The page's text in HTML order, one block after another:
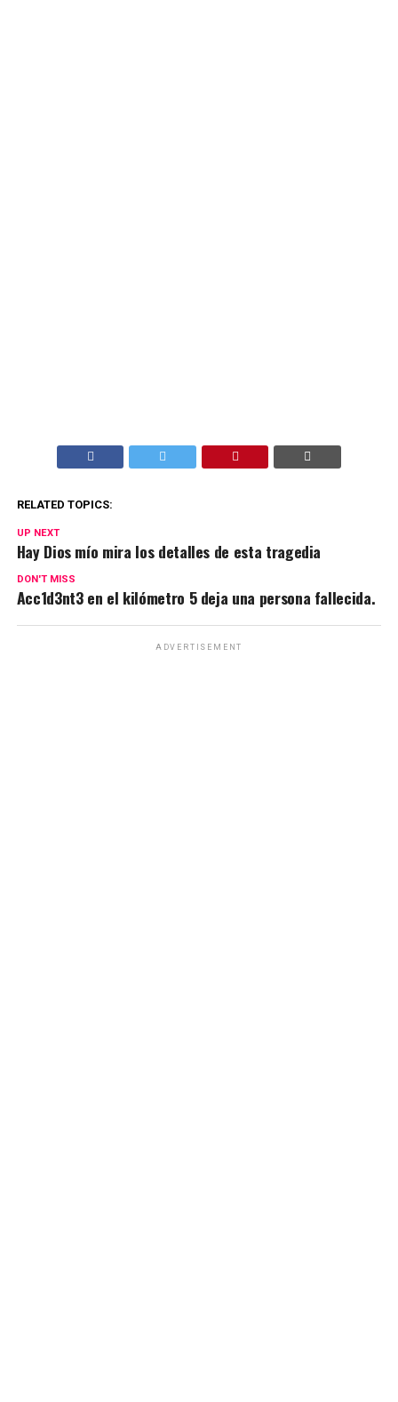
RELATED TOPICS:
UP NEXT
Hay Dios mío mira los detalles de esta tragedia
DON'T MISS
Acc1d3nt3 en el kilómetro 5 deja una persona fallecida.
ADVERTISEMENT